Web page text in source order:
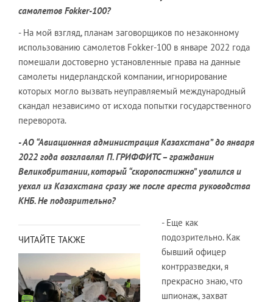
самолетов Fokker-100?
- На мой взгляд, планам заговорщиков по незаконному
использованию самолетов Fokker-100 в январе 2022 года
помешали достоверно установленные права на данные
самолеты нидерландской компании, игнорирование
которых могло вызвать неуправляемый международный
скандал независимо от исхода попытки государственного
переворота.
- АО “Авиационная администрация Казахстана” до января
2022 года возглавлял П. ГРИФФИТС – гражданин
Великобритании, который “скоропостижно” уволился и
уехал из Казахстана сразу же после ареста руководства
КНБ. Не подозрительно?
ЧИТАЙТЕ ТАКЖЕ
- Еще как
подозрительно. Как
бывший офицер
контрразведки, я
прекрасно знаю, что
шпионаж, захват